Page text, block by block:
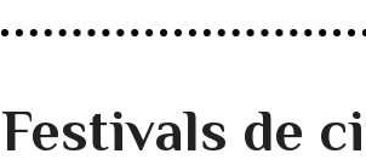
Festivals de